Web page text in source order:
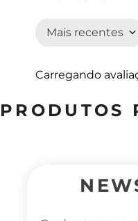
Mais recentes
Carregando
PRODUTOS